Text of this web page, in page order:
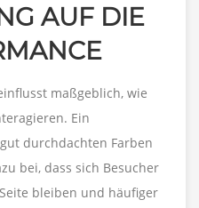
AUF DIE
maßgeblich, wie
Ein
durchdachten Farben
bei, dass sich Besucher
bleiben und häufiger